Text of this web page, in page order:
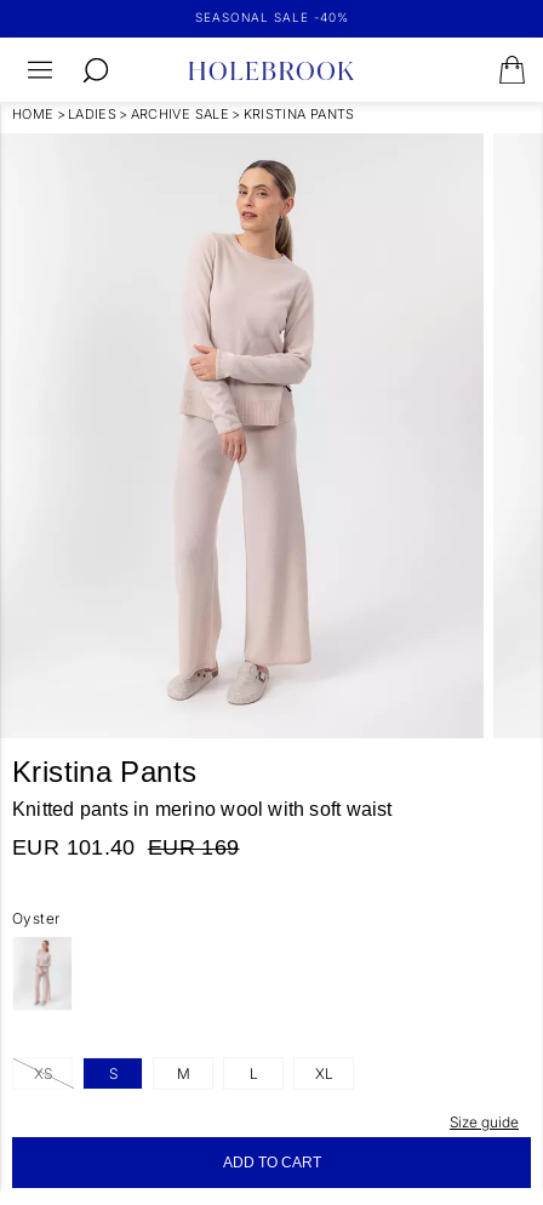
SEASONAL SALE -40%
HOME > LADIES > ARCHIVE SALE > KRISTINA PANTS
Kristina Pants
Knitted pants in merino wool with soft waist
EUR 101.40 EUR 169
Oyster
XS S M L XL
Size guide
ADD TO CART